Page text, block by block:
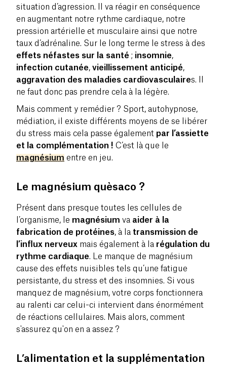
situation d’agression. Il va réagir en conséquence
en augmentant notre rythme cardiaque, notre
pression artérielle et musculaire ainsi que notre
taux d’adrénaline. Sur le long terme le stress à des
effets néfastes sur la santé ; insomnie,
infection cutanée, vieillissement anticipé,
aggravation des maladies cardiovasculaires. Il
ne faut donc pas prendre cela à la légère.
Mais comment y remédier ? Sport, autohypnose,
médiation, il existe différents moyens de se libérer
du stress mais cela passe également par l’assiette
et la complémentation ! C’est là que le
magnésium entre en jeu.
Le magnésium quèsaco ?
Présent dans presque toutes les cellules de
l’organisme, le magnésium va aider à la
fabrication de protéines, à la transmission de
l’influx nerveux mais également à la régulation du
rythme cardiaque. Le manque de magnésium
cause des effets nuisibles tels qu’une fatigue
persistante, du stress et des insomnies. Si vous
manquez de magnésium, votre corps fonctionnera
au ralenti car celui-ci intervient dans énormément
de réactions cellulaires. Mais alors, comment
s'assurez qu'on en a assez ?
L’alimentation et la supplémentation